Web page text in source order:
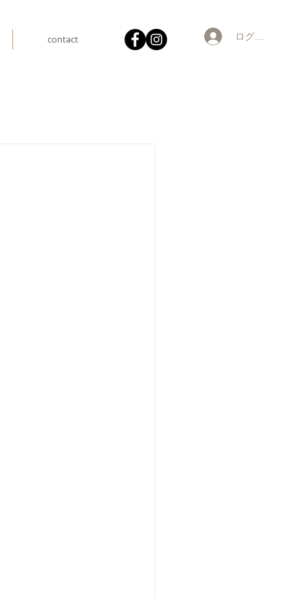
contact ログイン